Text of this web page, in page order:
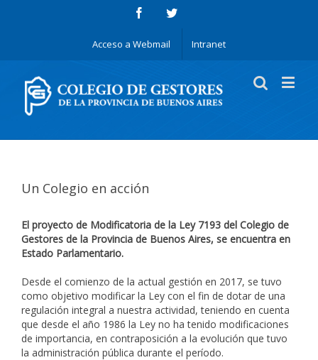
Acceso a Webmail Intranet
Un Colegio en acción
El proyecto de Modificatoria de la Ley 7193 del Colegio de
Gestores de la Provincia de Buenos Aires, se encuentra en
Estado Parlamentario.
Desde el comienzo de la actual gestión en 2017, se tuvo
como objetivo modificar la Ley con el fin de dotar de una
regulación integral a nuestra actividad, teniendo en cuenta
que desde el año 1986 la Ley no ha tenido modificaciones
de importancia, en contraposición a la evolución que tuvo
la administración pública durante el período.